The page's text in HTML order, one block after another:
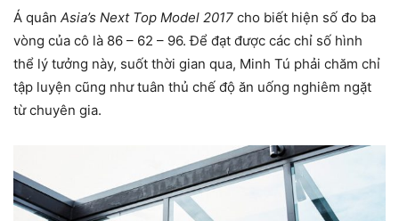
Á quân Asia’s Next Top Model 2017 cho biết hiện số đo ba
vòng của cô là 86 – 62 – 96. Để đạt được các chỉ số hình
thể lý tưởng này, suốt thời gian qua, Minh Tú phải chăm chỉ
tập luyện cũng như tuân thủ chế độ ăn uống nghiêm ngặt
từ chuyên gia.